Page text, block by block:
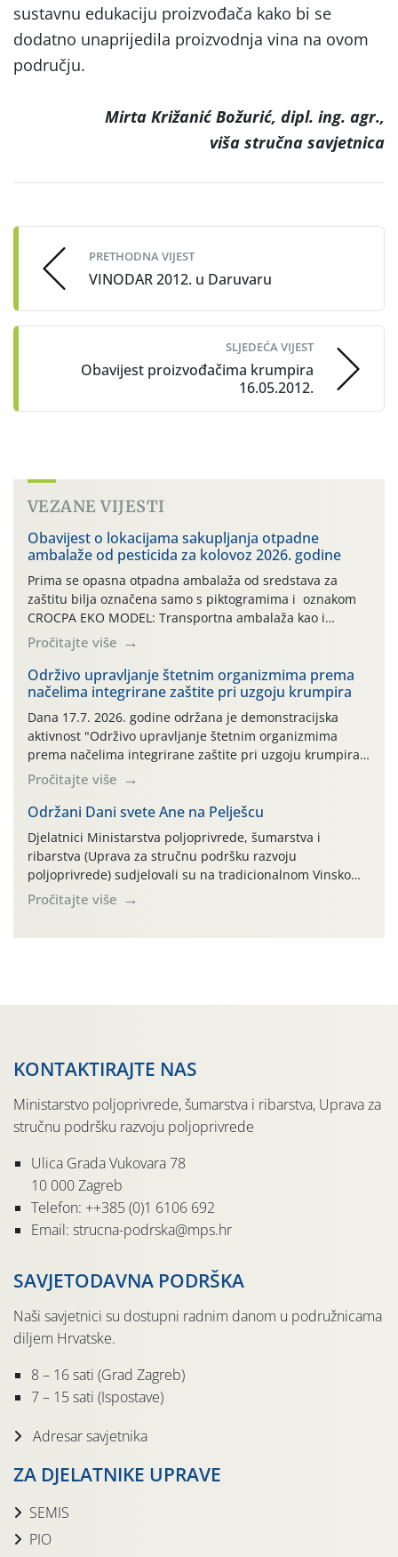
sustavnu edukaciju proizvođača kako bi se
dodatno unaprijedila proizvodnja vina na ovom
području.
Mirta Križanić Božurić, dipl. ing. agr.,
viša stručna savjetnica
navigation
PRETHODNA VIJEST
VINODAR 2012. u Daruvaru
SLJEDEĆA VIJEST
Obavijest proizvođačima krumpira
16.05.2012.
VEZANE VIJESTI
Obavijest o lokacijama sakupljanja otpadne
ambalaže od pesticida za kolovoz 2026. godine
Prima se opasna otpadna ambalaža od sredstava za
zaštitu bilja označena samo s piktogramima i oznakom
CROCPA EKO MODEL: Transportna ambalaža kao i
ambalaža drugih proizvoda koji nisu sredstva za zaštitu
bilja (npr. ambalaža od mineralnih gnojiva,) se ne
prihvaća. Korisnicima je osiguran besplatni povrat
prazne ambalaže isključivo ovih tvrtki: AGROCHEM-MAKS,
AGRONOM, ALBAUGH TKI* (PINUS […]
Pročitajte više
Održivo upravljanje štetnim organizmima prema
načelima integrirane zaštite pri uzgoju krumpira
Dana 17.7. 2026. godine održana je demonstracijska
aktivnost "Održivo upravljanje štetnim organizmima
prema načelima integrirane zaštite pri uzgoju krumpira"
na pokusnom polju "Poredje", kraj naselja Belica (ARKOD
parcela ID 2445031) (središnji dio Međimurske županije).
Pročitajte više
Održani Dani svete Ane na Pelješcu
Djelatnici Ministarstva poljoprivrede, šumarstva i
ribarstva (Uprava za stručnu podršku razvoju
poljoprivrede) sudjelovali su na tradicionalnom Vinskom
forumu, održanom 24.07.2026. godine u Domu vinarske
tradicije u Putnikovićima na poluotoku Pelješcu, u
Pročitajte više
KONTAKTIRAJTE NAS
Ministarstvo poljoprivrede, šumarstva i ribarstva, Uprava za
stručnu podršku razvoju poljoprivrede
Ulica Grada Vukovara 78
10 000 Zagreb
Telefon: ++385 (0)1 6106 692
Email: strucna-podrska@mps.hr
SAVJETODAVNA PODRŠKA
Naši savjetnici su dostupni radnim danom u podružnicama
diljem Hrvatske.
8 – 16 sati (Grad Zagreb)
7 – 15 sati (Ispostave)
Adresar savjetnika
ZA DJELATNIKE UPRAVE
SEMIS
PIO